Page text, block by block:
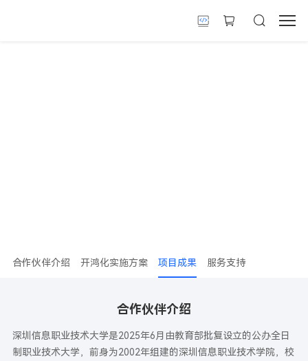
合作伙伴介绍 开鸿化实施方案 项目成果 服务支持
合作伙伴介绍
深圳信息职业技术大学是2025年6月由教育部批复设立的公办全日
制职业技术大学，前身为2002年组建的深圳信息职业技术学院，校